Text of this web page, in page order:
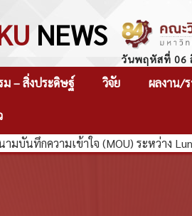
NEWS
วันพฤหัสที่ 06
ม – สิ่งประดิษฐ์ วิจัย ผลงาน/ร
บันทึกความเข้าใจ (MOU) ระหว่าง